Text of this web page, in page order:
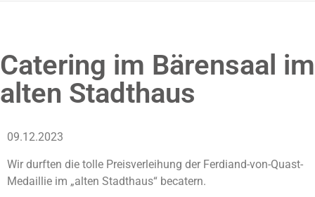
Catering im Bärensaal im
alten Stadthaus
09.12.2023
Wir durften die tolle Preisverleihung der Ferdiand-von-Quast-
Medaillie im „alten Stadthaus“ becatern.